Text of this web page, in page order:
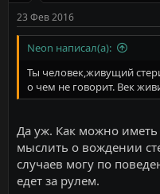
23 Фев 2016
Neon написал(а):
Ты человек,живущий
о чем не говорит. Век
Да уж. Как можно иметь
мыслить о вождении
случаев могу по
едет за рулем.